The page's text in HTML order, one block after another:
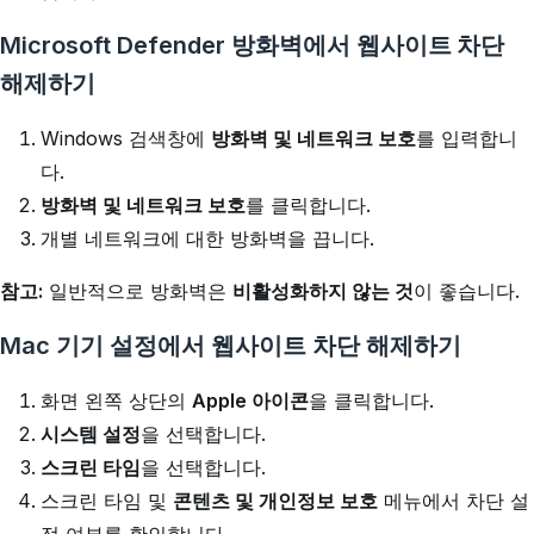
Microsoft Defender 방화벽에서 웹사이트 차단
해제하기
Windows 검색창에 방화벽 및 네트워크 보호를 입력합니
다.
방화벽 및 네트워크 보호를 클릭합니다.
개별 네트워크에 대한 방화벽을 끕니다.
참고: 일반적으로 방화벽은 비활성화하지 않는 것이 좋습니다.
Mac 기기 설정에서 웹사이트 차단 해제하기
화면 왼쪽 상단의 Apple 아이콘을 클릭합니다.
시스템 설정을 선택합니다.
스크린 타임을 선택합니다.
스크린 타임 및 콘텐츠 및 개인정보 보호메뉴에서 차단 설